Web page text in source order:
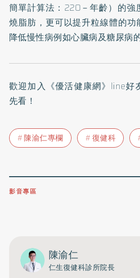
簡單計算法：220－年齡）的強
燒脂肪，更可以提升粒線體的功
降低慢性病例如心臟病及糖尿病
歡迎加入 《優活健康網》line好
先看！
陳渝仁專欄 復健科
影音專區
陳渝仁
仁生復健科診所院長